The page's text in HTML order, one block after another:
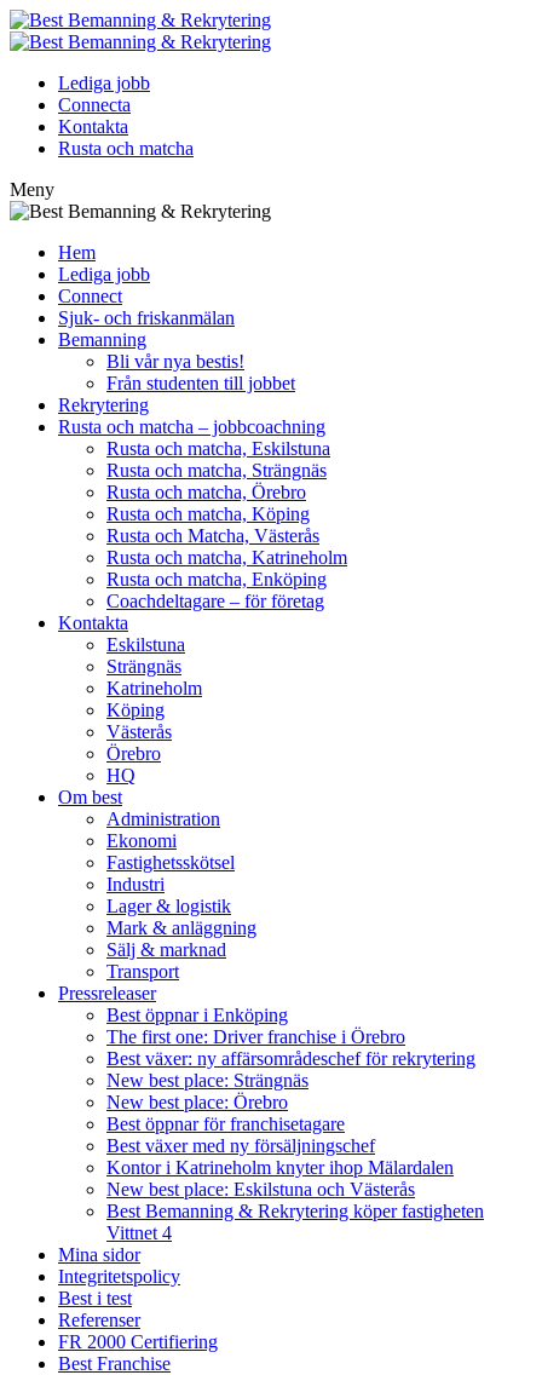
Lediga jobb
Connecta
Kontakta
Rusta och matcha
Meny
Hem
Lediga jobb
Connect
Sjuk- och friskanmälan
Bemanning
Bli vår nya bestis!
Från studenten till jobbet
Rekrytering
Rusta och matcha – jobbcoachning
Rusta och matcha, Eskilstuna
Rusta och matcha, Strängnäs
Rusta och matcha, Örebro
Rusta och matcha, Köping
Rusta och Matcha, Västerås
Rusta och matcha, Katrineholm
Rusta och matcha, Enköping
Coachdeltagare – för företag
Kontakta
Eskilstuna
Strängnäs
Katrineholm
Köping
Västerås
Örebro
HQ
Om best
Administration
Ekonomi
Fastighetsskötsel
Industri
Lager & logistik
Mark & anläggning
Sälj & marknad
Transport
Pressreleaser
Best öppnar i Enköping
The first one: Driver franchise i Örebro
Best växer: ny affärsområdeschef för rekrytering
New best place: Strängnäs
New best place: Örebro
Best öppnar för franchisetagare
Best växer med ny försäljningschef
Kontor i Katrineholm knyter ihop Mälardalen
New best place: Eskilstuna och Västerås
Best Bemanning & Rekrytering köper fastigheten
Vittnet 4
Mina sidor
Integritetspolicy
Best i test
Referenser
FR 2000 Certifiering
Best Franchise